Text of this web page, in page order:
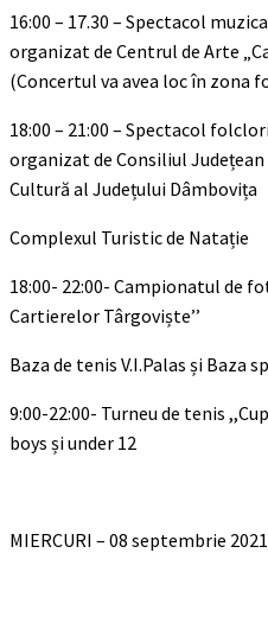
16:00 – 17.30 – Spectacol
organizat de Centrul de Arte
(Concertul va avea loc în zona
18:00 – 21:00 – Spectacol
organizat de Consiliul
Cultură al Județului Dâmbovița
Complexul Turistic de Natație
18:00- 22:00- Campionatul de
Cartierelor Târgoviște’’
Baza de tenis V.I.Palas și Baza
9:00-22:00- Turneu de tenis
boys și under 12
MIERCURI – 08 septembrie 2021